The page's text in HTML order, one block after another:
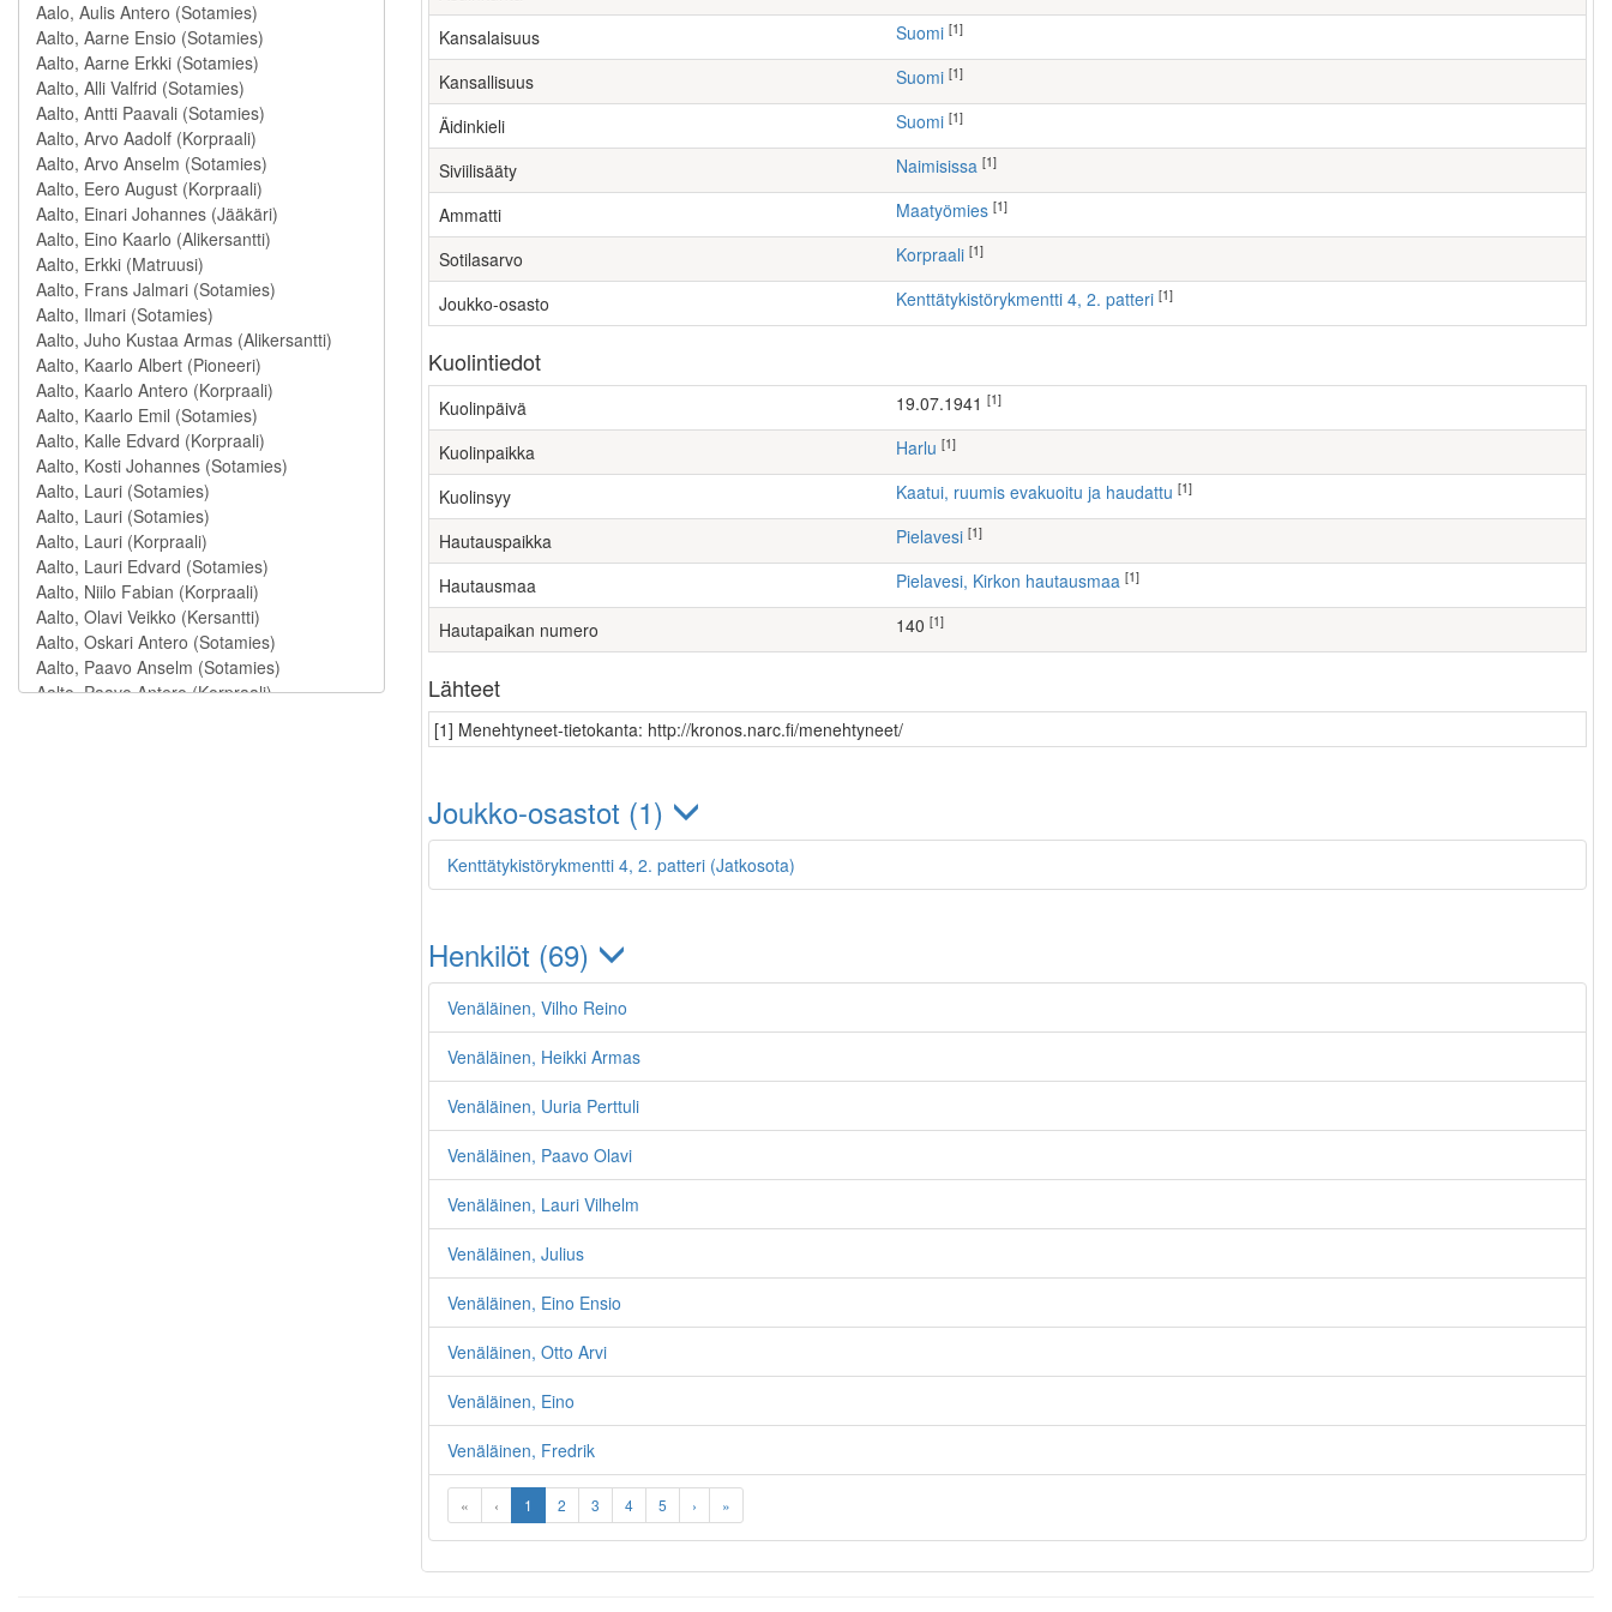
Kansalaisuus Suomi [1]
Kansallisuus Suomi [1]
Äidinkieli Suomi [1]
Siviilisääty Naimisissa [1]
Ammatti maatyömies [1]
Sotilasarvo Korpraali [1]
Joukko-osasto Kenttätykistörykmentti 4, 2. patteri [1]
Kuolintiedot
Kuolinpäivä 19.07.1941 [1]
Kuolinpaikka Harlu [1]
Kuolinsyy Kaatui, ruumis evakuoitu ja haudattu [1]
Hautauspaikka Pielavesi [1]
Hautausmaa Pielavesi, Kirkon hautausmaa [1]
Hautapaikan numero 140 [1]
Lähteet
[1] Menehtyneet-tietokanta: http://kronos.narc.fi/menehtyneet/
Joukko-osastot (1)
Kenttätykistörykmentti 4, 2. patteri (Jatkosota)
Henkilöt (69)
Venäläinen, Vilho Reino
Venäläinen, Heikki Armas
Venäläinen, Uuria Perttuli
Venäläinen, Paavo Olavi
Venäläinen, Lauri Vilhelm
Venäläinen, Julius
Venäläinen, Eino Ensio
Venäläinen, Otto Arvi
Venäläinen, Eino
Venäläinen, Fredrik
« ‹ 1 2 3 4 5 › »